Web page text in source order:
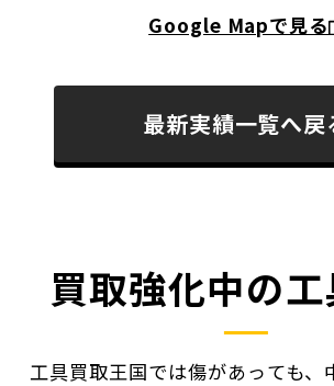
Google Mapで見る
最新実績一覧へ戻
買取強化中の
工具買取王国では傷があっても、